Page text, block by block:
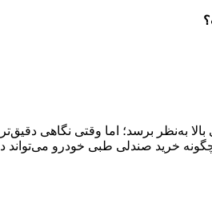
برسد؛ اما وقتی نگاهی
خرید صندلی طبی خودرو